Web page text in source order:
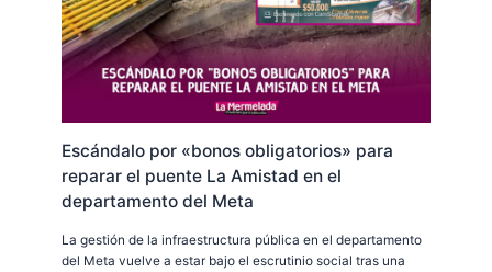
Escándalo por «bonos obligatorios» para
reparar el puente La Amistad en el
departamento del Meta
La gestión de la infraestructura pública en el departamento
del Meta vuelve a estar bajo el escrutinio social tras una